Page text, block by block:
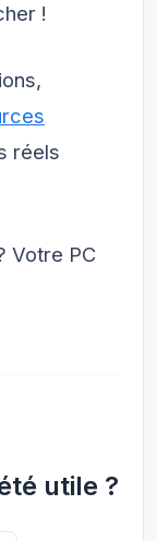
!
réels
Votre PC
utile ?